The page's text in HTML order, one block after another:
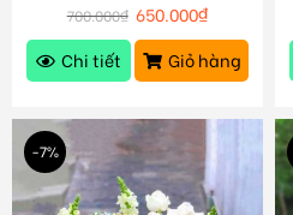
700.000₫ 650.000₫
Chi tiết
Giỏ hàng
-7%